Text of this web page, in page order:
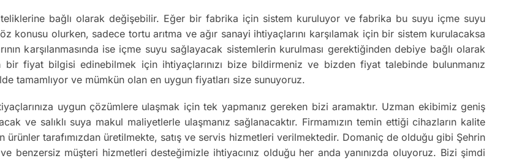
bağlı olarak değişebilir. Eğer bir fabrika için sistem kuruluyor ve fabrika bu suyu içme suyu
olurken, sadece tortu arıtma ve ağır sanayi ihtiyaçlarını karşılamak için bir sistem kurulacaksa
karşılanmasında ise içme suyu sağlayacak sistemlerin kurulması gerektiğinden debiye bağlı olarak
fiyat bilgisi edinebilmek için ihtiyaçlarınızı bize bildirmeniz ve bizden fiyat talebinde bulunmanız
tamamlıyor ve mümkün olan en uygun fiyatları size sunuyoruz.
uygun çözümlere ulaşmak için tek yapmanız gereken bizi aramaktır. Uzman ekibimiz geniş
ve salıklı suya makul maliyetlerle ulaşmanız sağlanacaktır. Firmamızın temin ettiği cihazların kalite
tarafımızdan üretilmekte, satış ve servis hizmetleri verilmektedir. Domaniç de olduğu gibi Şehrin
müşteri hizmetleri desteğimizle ihtiyacınız olduğu her anda yanınızda oluyoruz. Bizi şimdi